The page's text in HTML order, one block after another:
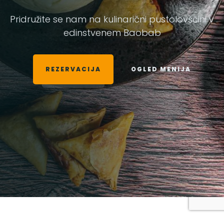
Pridružite se nam na kulinarični pustolovščini v
edinstvenem Baobab
REZERVACIJA OGLED MENIJA